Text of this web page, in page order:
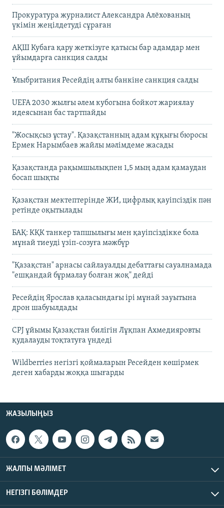
Прокуратура журналист Александра Алёхованың
үкімін жеңілдетуді сұраған
АҚШ Кубаға қару жеткізуге қатысы бар адамдар мен
ұйымдарға санкция салды
Ұлыбритания Ресейдің алты банкіне санкция салды
UEFA 2030 жылғы әлем кубогына бойкот жариялау
идеясынан бас тартпайды
"Жосықсыз ұстау". Қазақстанның адам құқығы бюросы
Ермек Нарымбаев жайлы мәлімдеме жасады
Қазақстанда рақымшылықпен 1,5 мың адам қамаудан
босап шықты
Қазақстан мектептерінде ЖИ, цифрлық қауіпсіздік пән
ретінде оқытылады
БАҚ: КҚК танкер тапшылығы мен қауіпсіздікке бола
мұнай тиеуді үзіп-созуға мәжбүр
"Қазақстан" арнасы сайлауалды дебаттағы сауалнамада
"ешқандай бұрмалау болған жоқ" дейді
Ресейдің Ярослав қаласындағы ірі мұнай зауытына
дрон шабуылдады
CPJ ұйымы Қазақстан билігін Лұқпан Ахмедияровты
қудалауды тоқтатуға үндеді
Wildberries негізгі қоймаларын Ресейден көшірмек
деген хабарды жоққа шығарды
ЖАЗЫЛЫҢЫЗ
ЖАЛПЫ МӘЛІМЕТ
НЕГІЗГІ БӨЛІМДЕР